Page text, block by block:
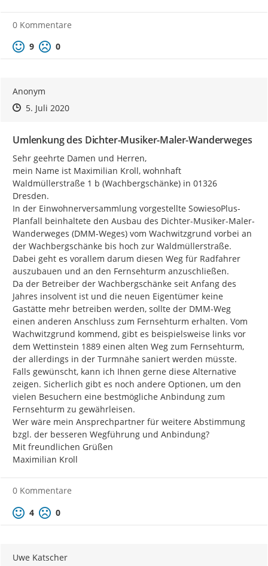
0 Kommentare
Positive Bewertung
9 Negative Bewertung
0
Anonym
Zeitpunkt des Erstellens
Zeitpunkt des Erstellens
5. Juli 2020Zur Äußerung
Umlenkung des Dichter-Musiker-Maler-Wanderweges
Sehr geehrte Damen und Herren,
mein Name ist Maximilian Kroll, wohnhaft
Waldmüllerstraße 1 b (Wachbergschänke) in 01326
Dresden.
In der Einwohnerversammlung vorgestellte SowiesoPlus-
Planfall beinhaltete den Ausbau des Dichter-Musiker-Maler-
Wanderweges (DMM-Weges) vom Wachwitzgrund vorbei an
der Wachbergschänke bis hoch zur Waldmüllerstraße.
Dabei geht es vorallem darum diesen Weg für Radfahrer
auszubauen und an den Fernsehturm anzuschließen.
Da der Betreiber der Wachbergschänke seit Anfang des
Jahres insolvent ist und die neuen Eigentümer keine
Gastätte mehr betreiben werden, sollte der DMM-Weg
einen anderen Anschluss zum Fernsehturm erhalten. Vom
Wachwitzgrund kommend, gibt es beispielsweise links vor
dem Wettinstein 1889 einen alten Weg zum Fernsehturm,
der allerdings in der Turmnähe saniert werden müsste.
Falls gewünscht, kann ich Ihnen gerne diese Alternative
zeigen. Sicherlich gibt es noch andere Optionen, um den
vielen Besuchern eine bestmögliche Anbindung zum
Fernsehturm zu gewährleisen.
Wer wäre mein Ansprechpartner für weitere Abstimmung
bzgl. der besseren Wegführung und Anbindung?
Mit freundlichen Grüßen
Maximilian Kroll
0 Kommentare
Positive Bewertung
4 Negative Bewertung
0
Uwe Katscher